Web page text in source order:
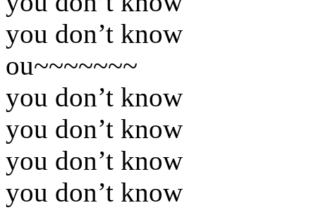
you don’t know
ou~~~~~~~
you don’t know
you don’t know
you don’t know
you don’t know